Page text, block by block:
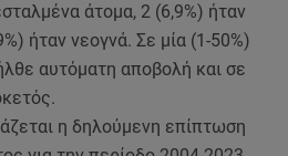
άτομα, 2 (6,9%) ήταν
ήταν νεογνά. Σε μία (1-50%)
αυτόματη αποβολή και σε
η δηλούμενη επίπτωση